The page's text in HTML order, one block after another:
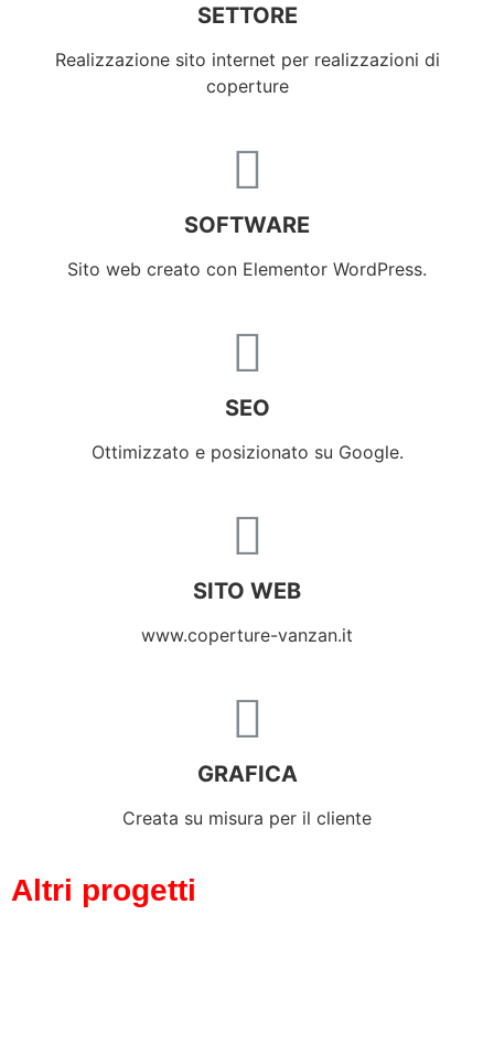
SETTORE
Realizzazione sito internet per realizzazioni di
coperture
SOFTWARE
Sito web creato con Elementor WordPress.
SEO
Ottimizzato e posizionato su Google.
SITO WEB
www.coperture-vanzan.it
GRAFICA
Creata su misura per il cliente
Altri progetti